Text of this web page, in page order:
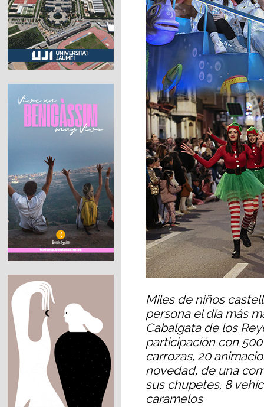
Miles de niños
persona el día más
Cabalgata de los
participación con
carrozas, 20
novedad, de una
sus chupetes, 8
caramelos